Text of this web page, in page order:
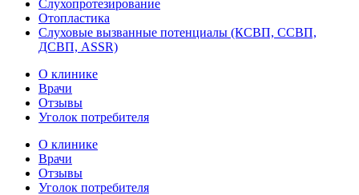
Слухопротезирование
Отопластика
Слуховые вызванные потенциалы (КСВП, ССВП,
ДСВП, ASSR)
О клинике
Врачи
Отзывы
Уголок потребителя
О клинике
Врачи
Отзывы
Уголок потребителя